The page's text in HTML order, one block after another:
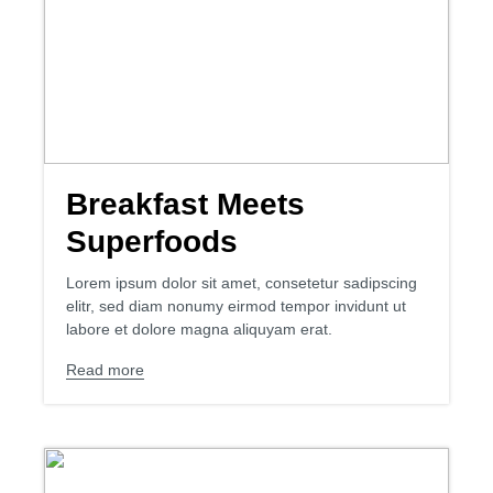
Breakfast Meets
Superfoods
Lorem ipsum dolor sit amet, consetetur sadipscing
elitr, sed diam nonumy eirmod tempor invidunt ut
labore et dolore magna aliquyam erat.
Read more